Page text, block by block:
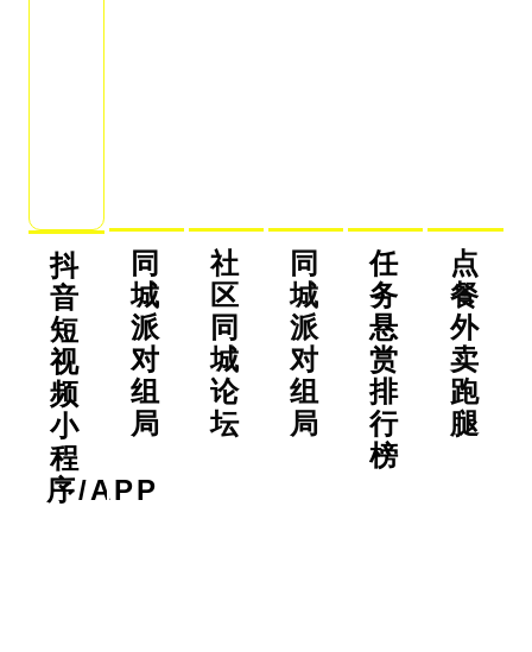
抖
音
短
视
频
小
程
序/APP
同
城
派
对
组
局
社
区
同
城
论
坛
同
城
派
对
组
局
任
务
悬
赏
排
行
榜
点
餐
外
卖
跑
腿